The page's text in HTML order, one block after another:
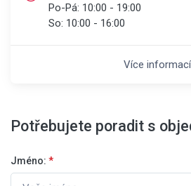
Po-Pá: 10:00 - 19:00
So: 10:00 - 16:00
Více informací
Potřebujete poradit s
Jméno: *